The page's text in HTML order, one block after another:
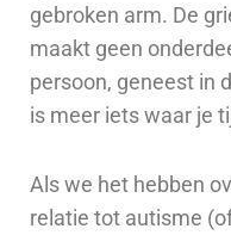
gebroken arm. De
maakt geen
persoon, geneest in
is meer iets waar je
Als we het hebben
relatie tot autisme